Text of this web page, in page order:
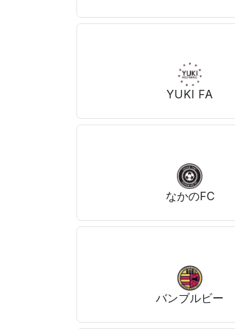
YUKI FA
なかのFC
バンブルビー